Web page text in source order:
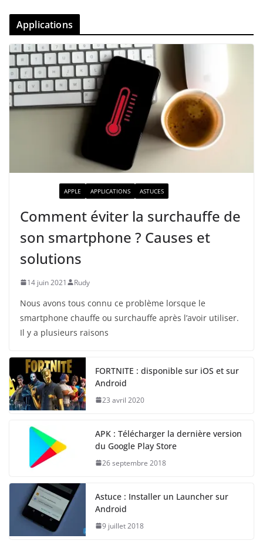
Applications
APPLE APPLICATIONS ASTUCES
Comment éviter la surchauffe de
son smartphone ? Causes et
solutions
14 juin 2021 Rudy
Nous avons tous connu ce problème lorsque le
smartphone chauffe ou surchauffe après l’avoir utiliser.
Il y a plusieurs raisons
FORTNITE : disponible sur iOS et sur
Android
23 avril 2020
APK : Télécharger la dernière version
du Google Play Store
26 septembre 2018
Astuce : Installer un Launcher sur
Android
9 juillet 2018